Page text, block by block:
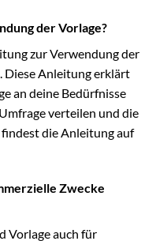
der Vorlage?
zur Verwendung der
Diese Anleitung erklärt
an deine Bedürfnisse
verteilen und die
die Anleitung auf
Zwecke
Vorlage auch für